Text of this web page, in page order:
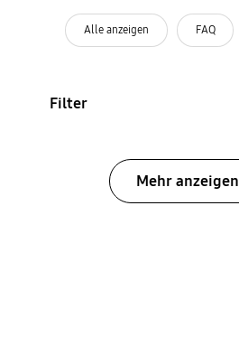
Alle anzeigen FAQ
Filter
Mehr anzeigen